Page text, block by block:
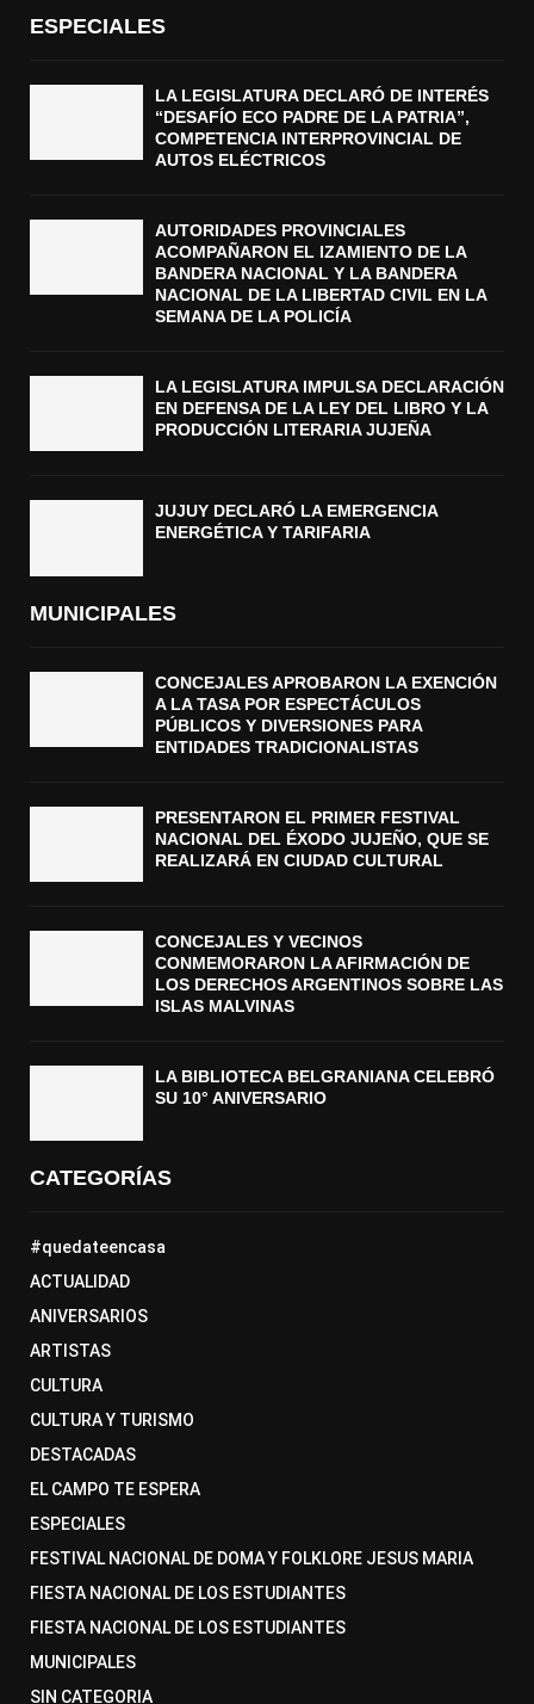
ESPECIALES
LA LEGISLATURA DECLARÓ DE INTERÉS
“DESAFÍO ECO PADRE DE LA PATRIA”,
COMPETENCIA INTERPROVINCIAL DE
AUTOS ELÉCTRICOS
AUTORIDADES PROVINCIALES
ACOMPAÑARON EL IZAMIENTO DE LA
BANDERA NACIONAL Y LA BANDERA
NACIONAL DE LA LIBERTAD CIVIL EN LA
SEMANA DE LA POLICÍA
LA LEGISLATURA IMPULSA DECLARACIÓN
EN DEFENSA DE LA LEY DEL LIBRO Y LA
PRODUCCIÓN LITERARIA JUJEÑA
JUJUY DECLARÓ LA EMERGENCIA
ENERGÉTICA Y TARIFARIA
MUNICIPALES
CONCEJALES APROBARON LA EXENCIÓN
A LA TASA POR ESPECTÁCULOS
PÚBLICOS Y DIVERSIONES PARA
ENTIDADES TRADICIONALISTAS
PRESENTARON EL PRIMER FESTIVAL
NACIONAL DEL ÉXODO JUJEÑO, QUE SE
REALIZARÁ EN CIUDAD CULTURAL
CONCEJALES Y VECINOS
CONMEMORARON LA AFIRMACIÓN DE
LOS DERECHOS ARGENTINOS SOBRE LAS
ISLAS MALVINAS
LA BIBLIOTECA BELGRANIANA CELEBRÓ
SU 10° ANIVERSARIO
CATEGORÍAS
#quedateencasa
ACTUALIDAD
ANIVERSARIOS
ARTISTAS
CULTURA
CULTURA Y TURISMO
DESTACADAS
EL CAMPO TE ESPERA
ESPECIALES
FESTIVAL NACIONAL DE DOMA Y FOLKLORE JESUS MARIA
FIESTA NACIONAL DE LOS ESTUDIANTES
FIESTA NACIONAL DE LOS ESTUDIANTES
MUNICIPALES
SIN CATEGORIA